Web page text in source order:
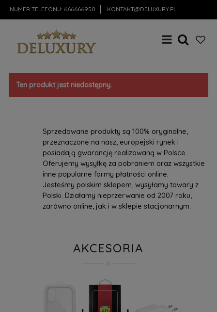
NUMER TELEFONU: 666666950 KONTAKT@DELUXURY.PL
Ten produkt jest niedostępny.
Sprzedawane produkty są 100% oryginalne,
przeznaczone na nasz, europejski rynek i
posiadają gwarancję realizowaną w Polsce.
Oferujemy wysyłkę za pobraniem oraz wszystkie
inne popularne formy płatności online.
Jesteśmy polskim sklepem, wysyłamy towary z
Polski. Działamy nieprzerwanie od 2007 roku,
zarówno online, jak i w sklepie stacjonarnym.
AKCESORIA